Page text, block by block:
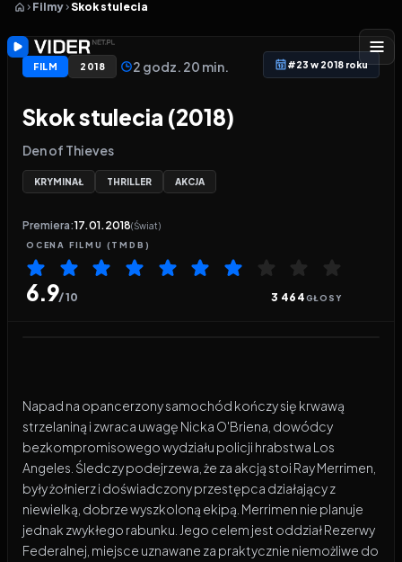
Filmy Skok stulecia
FILM 2018 2 godz. 20 min. #23 w 2018 roku
Skok stulecia (2018)
Den of Thieves
KRYMINAŁ THRILLER AKCJA
Premiera:17.01.2018(Świat)
OCENA FILMU (TMDB)
6.9/ 10 3 464GŁOSY
Napad na opancerzony samochód kończy się krwawą
strzelaniną i zwraca uwagę Nicka O'Briena, dowódcy
bezkompromisowego wydziału policji hrabstwa Los
Angeles. Śledczy podejrzewa, że za akcją stoi Ray Merrimen,
były żołnierz i doświadczony przestępca działający z
niewielką, dobrze wyszkoloną ekipą. Merrimen nie planuje
jednak zwykłego rabunku. Jego celem jest oddział Rezerwy
Federalnej, miejsce uznawane za praktycznie niemożliwe do